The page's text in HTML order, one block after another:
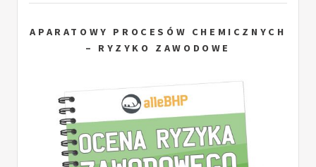
APARATOWY PROCESÓW CHEMICZNYCH
– RYZYKO ZAWODOWE